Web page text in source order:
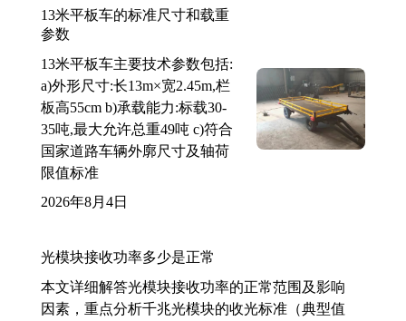
13米平板车的标准尺寸和载重
参数
13米平板车主要技术参数包括:
a)外形尺寸:长13m×宽2.45m,栏
板高55cm b)承载能力:标载30-
35吨,最大允许总重49吨 c)符合
国家道路车辆外廓尺寸及轴荷
限值标准
2026年8月4日
光模块接收功率多少是正常
本文详细解答光模块接收功率的正常范围及影响
因素，重点分析千兆光模块的收光标准（典型值